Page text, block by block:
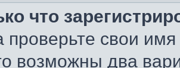
что
проверьте свои
возможны два